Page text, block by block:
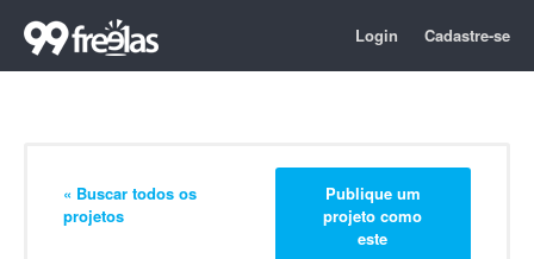
Login Cadastre-se
« Buscar todos os
projetos
Publique um
projeto como
este